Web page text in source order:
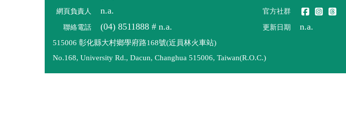
網頁負責人 n.a. 官方社群
聯絡電話 (04) 8511888 # n.a. 更新日期 n.a.
515006 彰化縣大村鄉學府路168號(近員林火車站)
No.168, University Rd., Dacun, Changhua 515006, Taiwan(R.O.C.)